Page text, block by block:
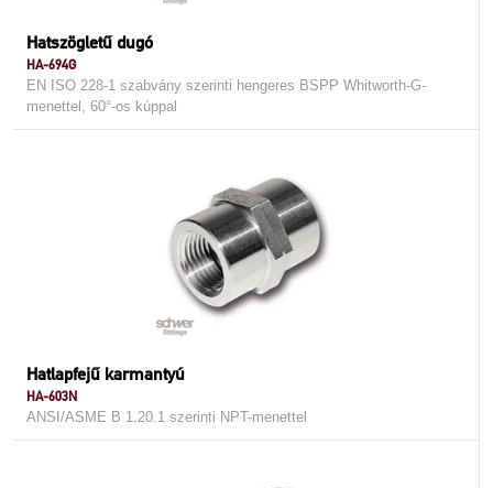
Hatszögletű dugó
HA-694G
EN ISO 228-1 szabvány szerinti hengeres BSPP Whitworth-G-
menettel, 60°-os kúppal
Hatlapfejű karmantyú
HA-603N
ANSI/ASME B 1.20.1 szerinti NPT-menettel